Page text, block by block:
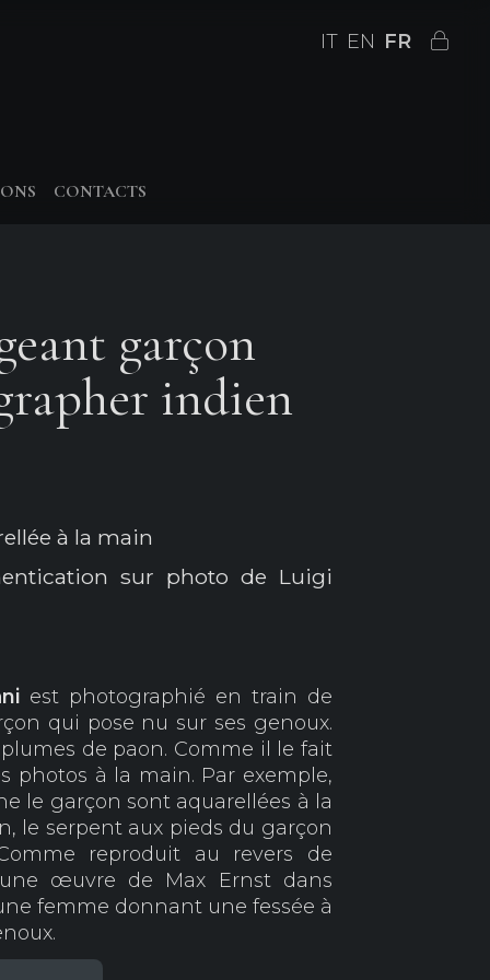
IT EN FR
CONTACTS
garçon
indien
à la main
sur photo de Luigi
est photographié en train de
qui pose nu sur ses genoux.
de paon. Comme il le fait
photos à la main. Par exemple,
le garçon sont aquarellées à la
le serpent aux pieds du garçon
reproduit au revers de
œuvre de Max Ernst dans
femme donnant une fessée à